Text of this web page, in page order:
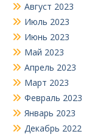
Август 2023
Июль 2023
Июнь 2023
Май 2023
Апрель 2023
Март 2023
Февраль 2023
Январь 2023
Декабрь 2022